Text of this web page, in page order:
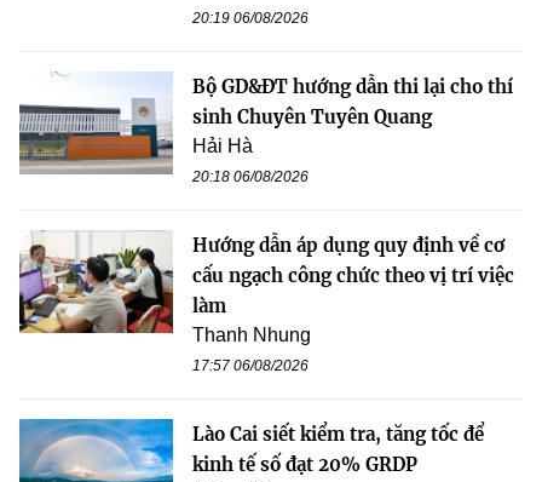
20:19 06/08/2026
Bộ GD&ĐT hướng dẫn thi lại cho thí
sinh Chuyên Tuyên Quang
Hải Hà
20:18 06/08/2026
Hướng dẫn áp dụng quy định về cơ
cấu ngạch công chức theo vị trí việc
làm
Thanh Nhung
17:57 06/08/2026
Lào Cai siết kiểm tra, tăng tốc để
kinh tế số đạt 20% GRDP